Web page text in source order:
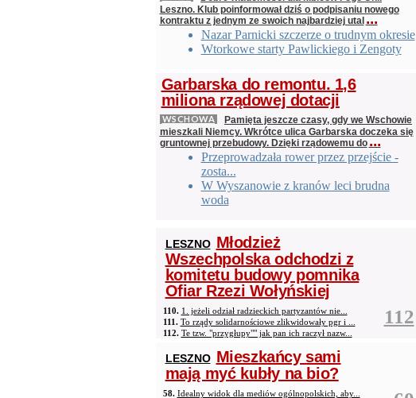
Leszno. Klub poinformował dziś o podpisaniu nowego
kontraktu z jednym ze swoich najbardziej utal ...
Nazar Parnicki szczerze o trudnym okresie
Wtorkowe starty Pawlickiego i Zengoty
Garbarska do remontu. 1,6
miliona rządowej dotacji
WSCHOWA
Pamięta jeszcze czasy, gdy we Wschowie
mieszkali Niemcy. Wkrótce ulica Garbarska doczeka się
gruntownej przebudowy. Dzięki rządowemu do...
Przeprowadzała rower przez przejście -
zosta...
W Wyszanowie z kranów leci brudna
woda
LESZNO Młodzież
Wszechpolska odchodzi z
komitetu budowy pomnika
Ofiar Rzezi Wołyńskiej
110. 1. jeżeli odział radzieckich partyzantów nie...
111. To rządy solidarnościowe zlikwidowały pgr i ...
112. Te tzw. "przygłupy"" jak pan ich raczył nazw...
112
LESZNO Mieszkańcy sami
mają myć kubły na bio?
58. Idealny widok dla mediów ogólnopolskich, aby...